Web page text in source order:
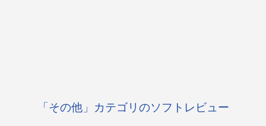
「その他」カテゴリのソフトレビュー